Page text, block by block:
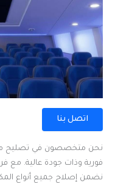
اتصل بنا
نحن متخصصون في تصليح
فورية وذات جودة عالية. مع
نضمن إصلاح جميع أنواع